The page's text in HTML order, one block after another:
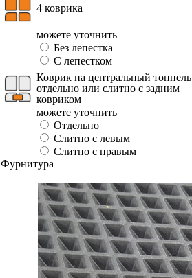
4 коврика
можете уточнить
Без лепестка
С лепестком
Коврик на центральный тоннель
отдельно или слитно с задним
ковриком
можете уточнить
Отдельно
Слитно с левым
Слитно с правым
Фурнитура